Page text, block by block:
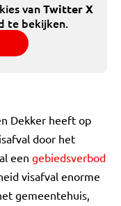
vanTwitter X
te bekijken.
Dekker heeft op
door het
een gebiedsverbod
visafval enorme
gemeentehuis,